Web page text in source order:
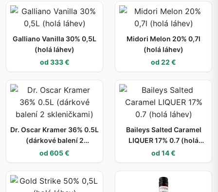
Galliano Vanilla 30% 0,5L
(holá láhev)
od 333 €
Midori Melon 20% 0,7l
(holá láhev)
od 22 €
Dr. Oscar Kramer 36% 0.5L
(dárkové balení 2
skleničkami)
od 605 €
Baileys Salted Caramel
LIQUER 17% 0.7 (holá
láhev)
od 14 €